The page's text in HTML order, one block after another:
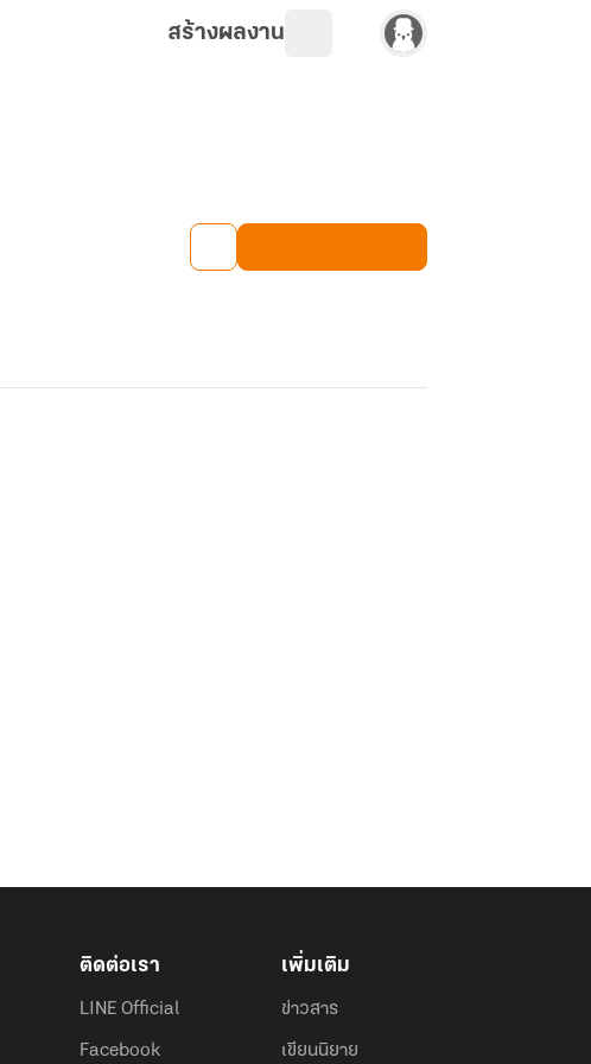
สร้างผลงาน
ติดต่อเรา
LINE Official
Facebook
เพิ่มเติม
ข่าวสาร
เขียนนิยาย